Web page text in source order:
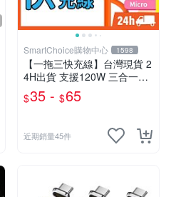
SmartChoice購物中心 1598
【一拖三快充線】台灣現貨 2
4H出貨 支援120W 三合一充
電線 Type-C線 蘋果 安卓 三
星 小米【B0152】
$35 - $65
近期銷量45件